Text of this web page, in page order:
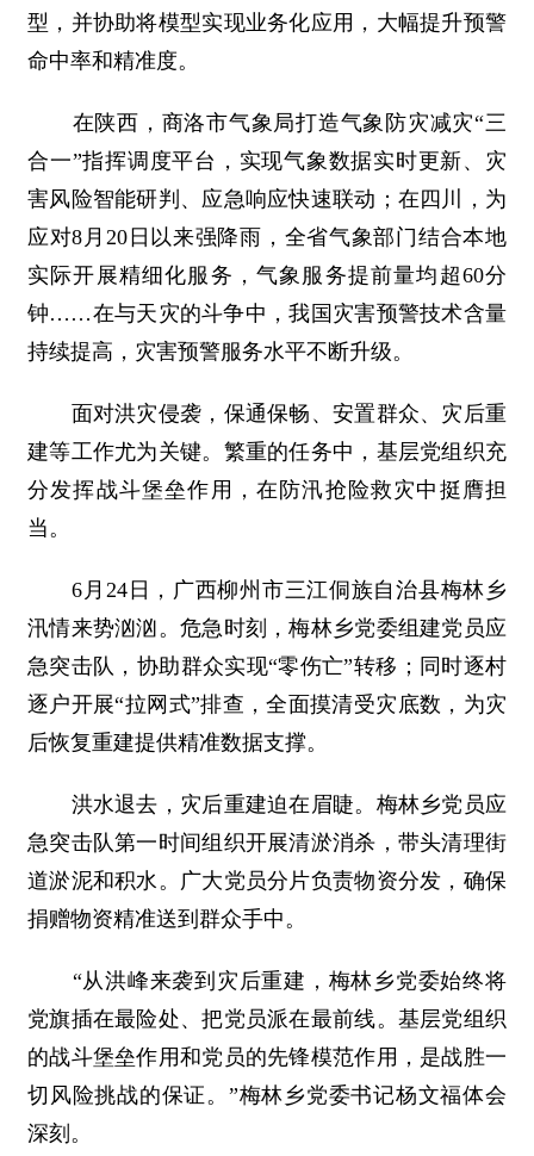
型，并协助将模型实现业务化应用，大幅提升预警
命中率和精准度。
在陕西，商洛市气象局打造气象防灾减灾“三
合一”指挥调度平台，实现气象数据实时更新、灾
害风险智能研判、应急响应快速联动；在四川，为
应对8月20日以来强降雨，全省气象部门结合本地
实际开展精细化服务，气象服务提前量均超60分
钟……在与天灾的斗争中，我国灾害预警技术含量
持续提高，灾害预警服务水平不断升级。
面对洪灾侵袭，保通保畅、安置群众、灾后重
建等工作尤为关键。繁重的任务中，基层党组织充
分发挥战斗堡垒作用，在防汛抢险救灾中挺膺担
当。
6月24日，广西柳州市三江侗族自治县梅林乡
汛情来势汹汹。危急时刻，梅林乡党委组建党员应
急突击队，协助群众实现“零伤亡”转移；同时逐村
逐户开展“拉网式”排查，全面摸清受灾底数，为灾
后恢复重建提供精准数据支撑。
洪水退去，灾后重建迫在眉睫。梅林乡党员应
急突击队第一时间组织开展清淤消杀，带头清理街
道淤泥和积水。广大党员分片负责物资分发，确保
捐赠物资精准送到群众手中。
“从洪峰来袭到灾后重建，梅林乡党委始终将
党旗插在最险处、把党员派在最前线。基层党组织
的战斗堡垒作用和党员的先锋模范作用，是战胜一
切风险挑战的保证。”梅林乡党委书记杨文福体会
深刻。